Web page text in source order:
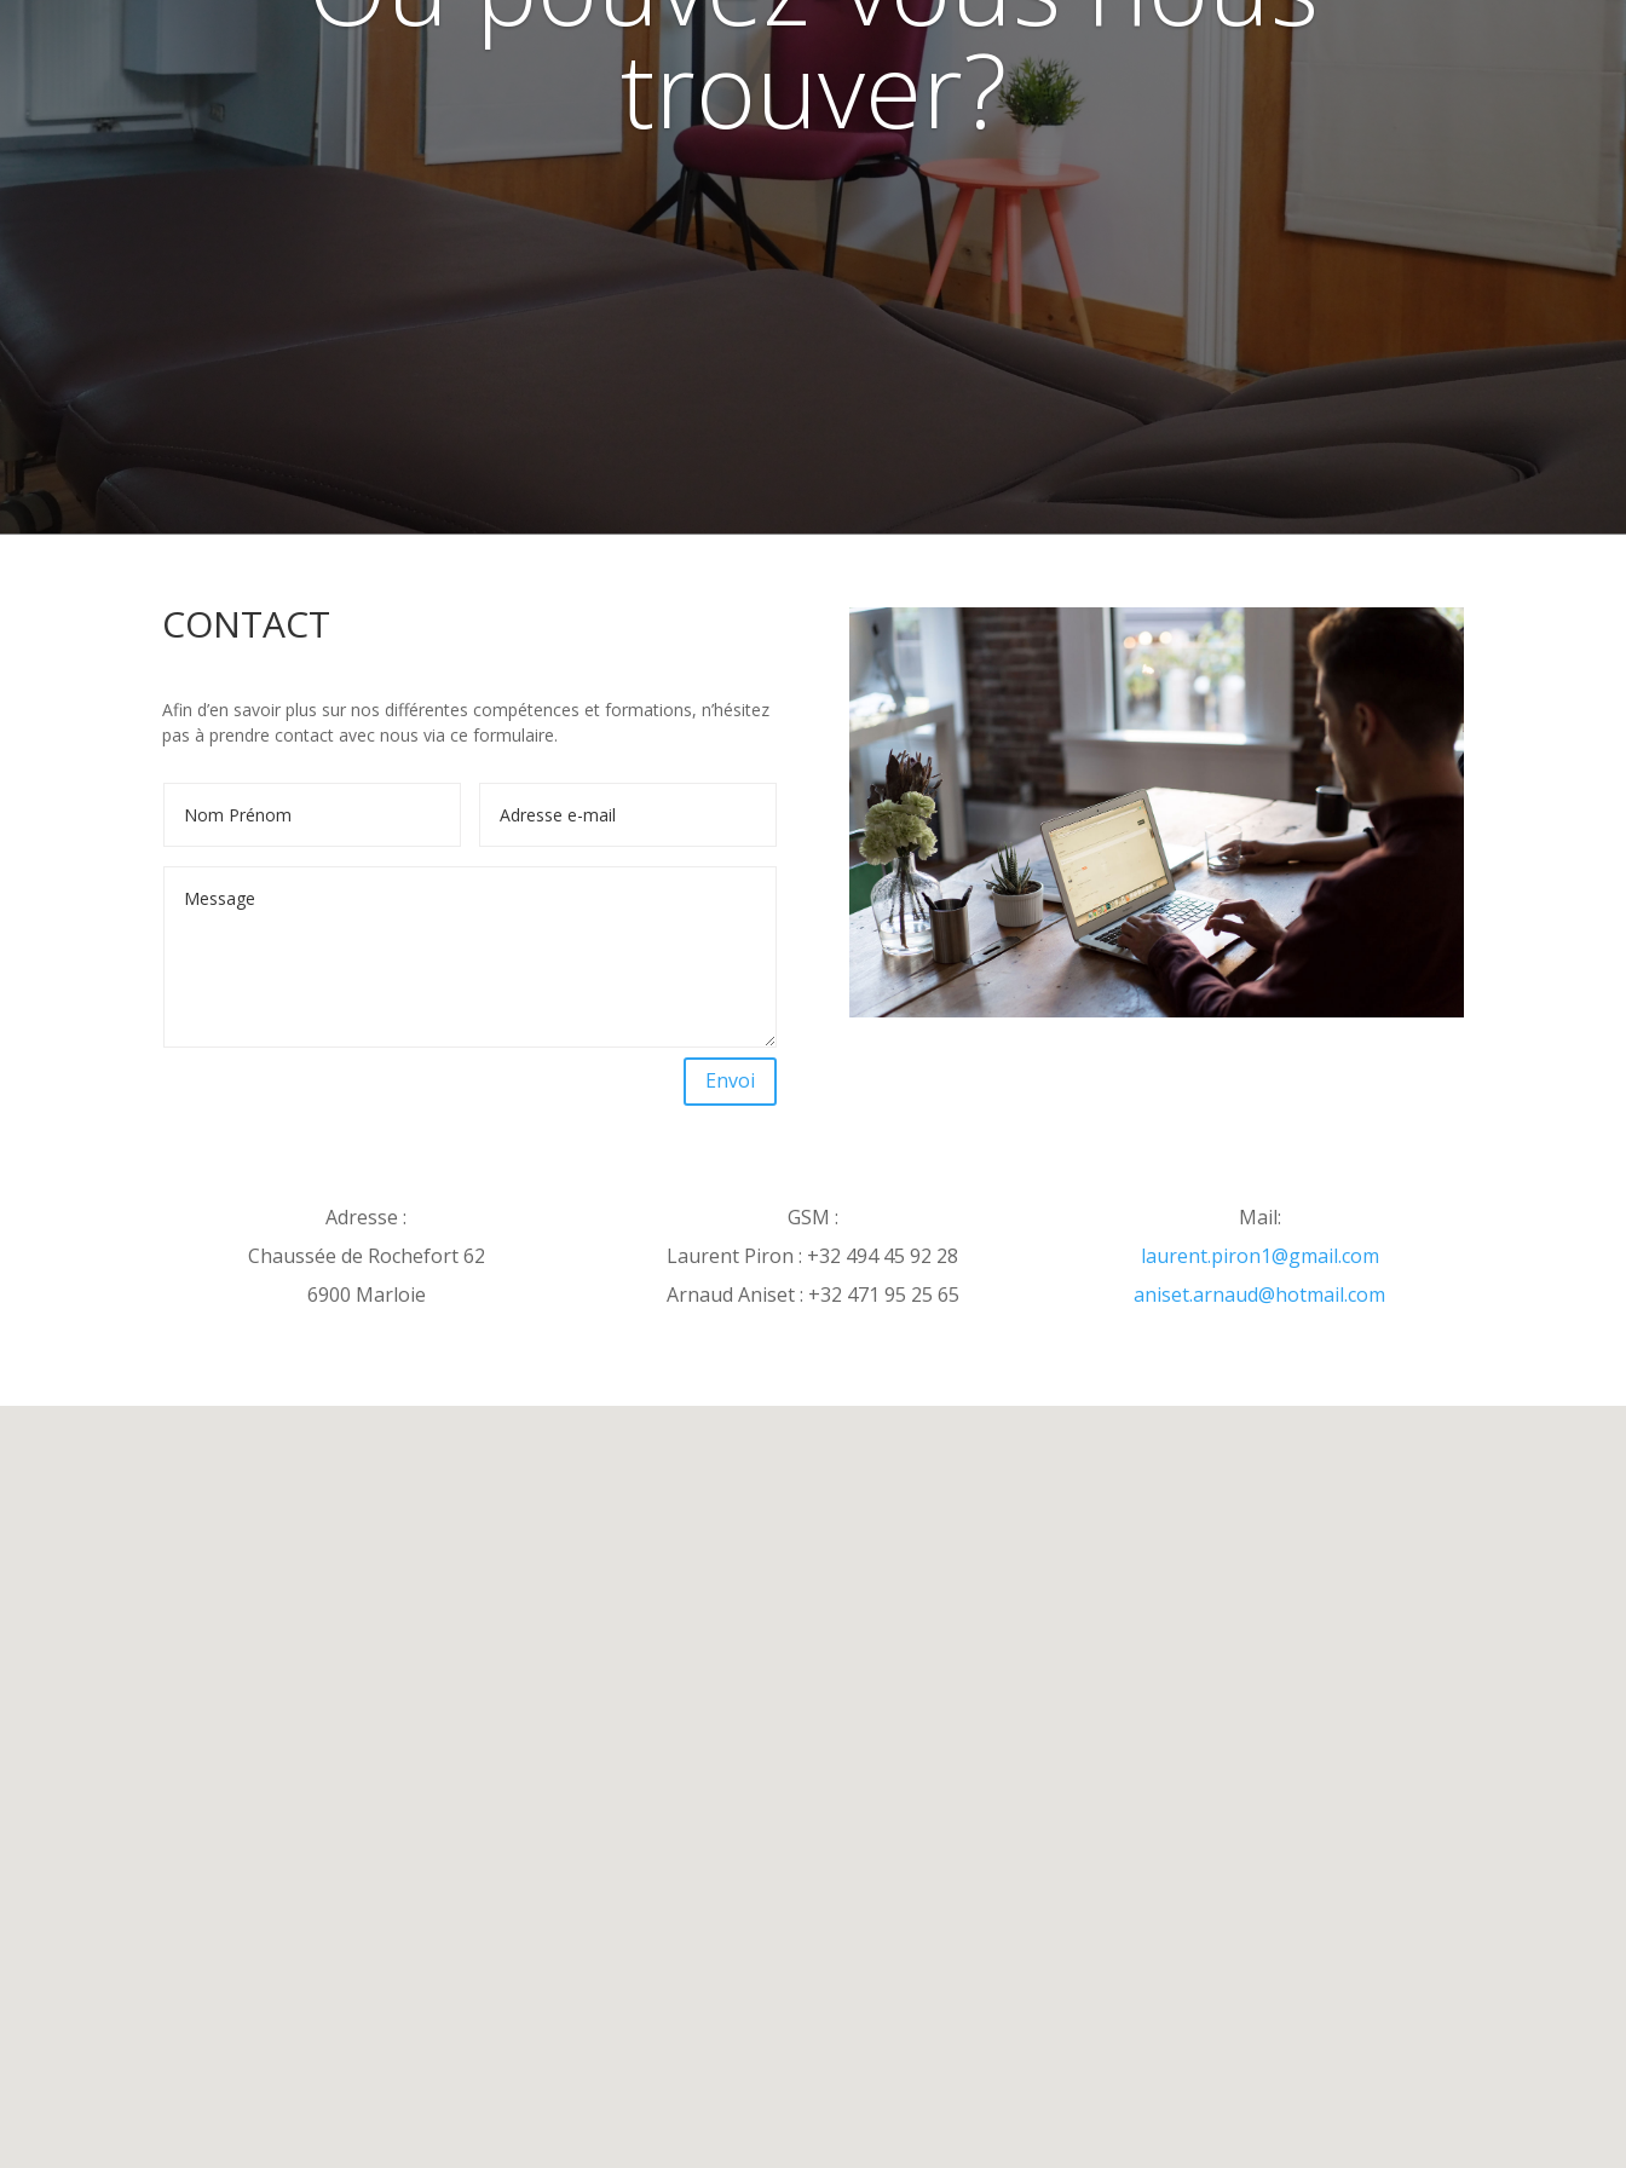
trouver?
CONTACT
Afin d’en savoir plus sur nos différentes compétences et formations, n’hésitez
pas à prendre contact avec nous via ce formulaire.
Envoi
Adresse :
Chaussée de Rochefort 62
6900 Marloie
GSM :
Laurent Piron : +32 494 45 92 28
Arnaud Aniset : +32 471 95 25 65
Mail:
laurent.piron1@gmail.com
aniset.arnaud@hotmail.com